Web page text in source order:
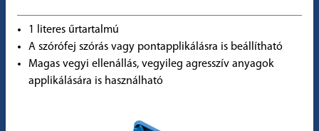
1 literes űrtartalmú
A szórófej szórás vagy pontapplikálásra is beállítható
Magas vegyi ellenállás, vegyileg agresszív anyagok
applikálására is használható